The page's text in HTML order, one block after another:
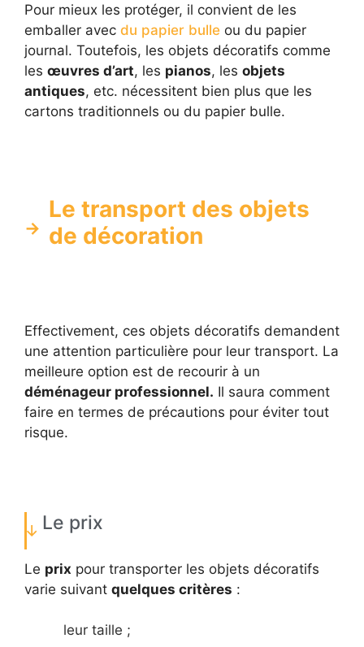
Pour mieux les protéger, il convient de les
emballer avec du papier bulle ou du papier
journal. Toutefois, les objets décoratifs comme
les œuvres d’art, les pianos, les objets
antiques, etc. nécessitent bien plus que les
cartons traditionnels ou du papier bulle.
Le transport des objets
de décoration
Effectivement, ces objets décoratifs demandent
une attention particulière pour leur transport. La
meilleure option est de recourir à un
déménageur professionnel. Il saura comment
faire en termes de précautions pour éviter tout
risque.
Le prix
Le prix pour transporter les objets décoratifs
varie suivant quelques critères :
leur taille ;